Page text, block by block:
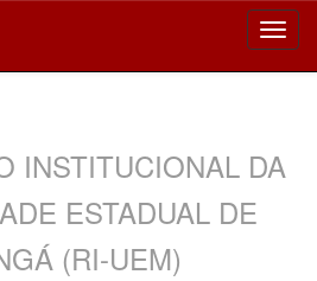
INSTITUCIONAL DA
ESTADUAL DE
(RI-UEM)